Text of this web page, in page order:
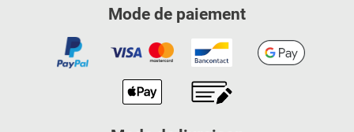
Mode de paiement